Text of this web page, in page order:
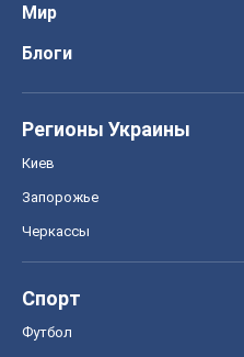
Мир
Блоги
Регионы Украины
Киев
Запорожье
Черкассы
Спорт
Футбол